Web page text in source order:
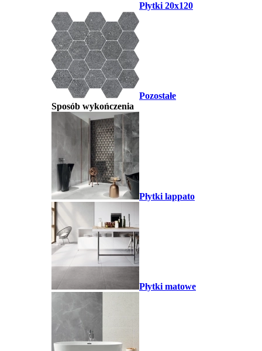
Płytki 20x120
Pozostałe
Sposób wykończenia
Płytki lappato
Płytki matowe